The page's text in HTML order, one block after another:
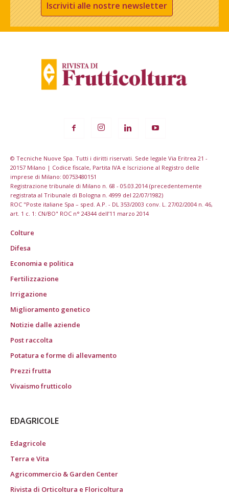
Iscriviti alle nostre newsletter
© Tecniche Nuove Spa. Tutti i diritti riservati. Sede legale Via Eritrea 21 -
20157 Milano | Codice fiscale, Partita IVA e Iscrizione al Registro delle
imprese di Milano: 00753480151
Registrazione tribunale di Milano n. 68 - 05.03.2014 (precedentemente
registrata al Tribunale di Bologna n. 4999 del 22/07/1982)
ROC "Poste italiane Spa – sped. A.P. - DL 353/2003 conv. L. 27/02/2004 n. 46,
art. 1 c. 1: CN/BO" ROC n° 24344 dell’11 marzo 2014
Colture
Difesa
Economia e politica
Fertilizzazione
Irrigazione
Miglioramento genetico
Notizie dalle aziende
Post raccolta
Potatura e forme di allevamento
Prezzi frutta
Vivaismo frutticolo
EDAGRICOLE
Edagricole
Terra e Vita
Agricommercio & Garden Center
Rivista di Orticoltura e Floricoltura